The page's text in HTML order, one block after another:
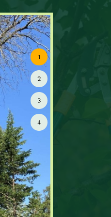
95 : l’expert
Elagage 95 à Villiers
meilleures solutions pour
de votre patrimoine
le métier ont permis à
construire son savoir-faire
à Villiers Adam
ainsi que des
et l’entretien de
95 intervient
situation et sur tout
1
2
3
4